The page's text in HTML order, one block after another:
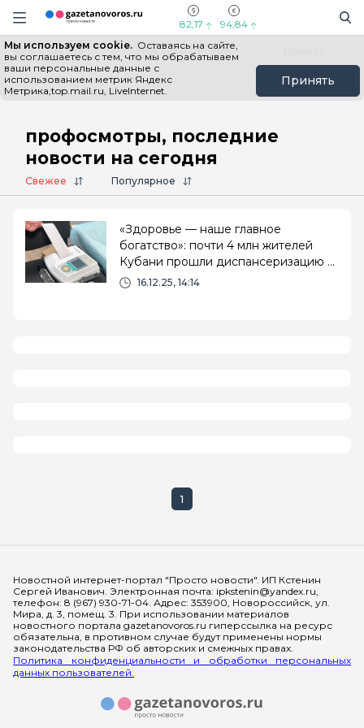
Информационный портал "ГазетаНоворос.ру"
Навигация сайта
82,17 94,84
Мы используем cookie. Оставаясь на сайте,
вы соглашаетесь с тем, что мы обрабатываем
ваши персональные данные с
использованием метрик Яндекс
Метрика,top.mail.ru, LiveInternet.
Принять
Все новости Новости России
Главная # профосмотры
профосмотры, последние
новости на сегодня
Свежее Популярное
«Здоровье — наше главное
богатство»: почти 4 млн жителей
Кубани прошли диспансеризацию с
начала года
16.12.25, 14:14
1
Новостной интернет-портал "Просто новости". ИП Кстенин
Сергей Иванович. Электронная почта: ipkstenin@yandex.ru,
телефон: 8 (967) 930-71-04. Адрес: 353900, Новороссийск, ул.
Мира, д. 3, помещ. 3. При использовании материалов
новостного портала gazetanovoros.ru гиперссылка на ресурс
обязательна, в противном случае будут применены нормы
законодательства РФ об авторских и смежных правах.
Политика конфиденциальности и обработки персональных
данных пользователей.